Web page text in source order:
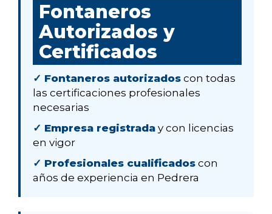
Fontaneros
Autorizados y
Certificados
✓ Fontaneros autorizados con todas
las certificaciones profesionales
necesarias
✓ Empresa registrada y con licencias
en vigor
✓ Profesionales cualificados con
años de experiencia en Pedrera